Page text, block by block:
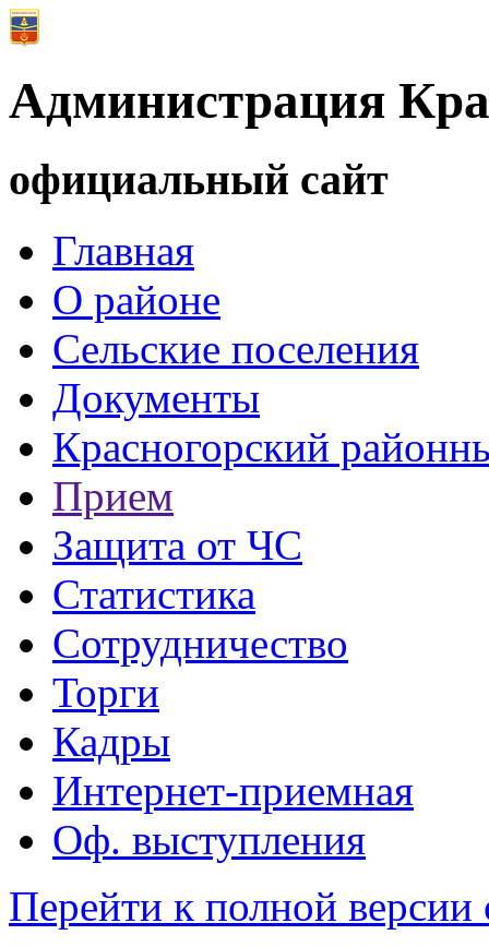
Администрация
официальный сайт
Главная
О районе
Сельские поселения
Документы
Красногорский
Прием
Защита от ЧС
Статистика
Сотрудничество
Торги
Кадры
Интернет-приемная
Оф. выступления
Перейти к полной версии